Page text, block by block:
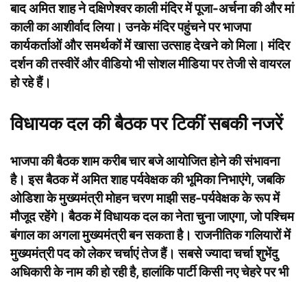
बाद अमित शाह ने दक्षिणेश्वर काली मंदिर में पूजा-अर्चना की और मां
काली का आशीर्वाद लिया। उनके मंदिर पहुंचने पर भाजपा
कार्यकर्ताओं और समर्थकों में खासा उत्साह देखने को मिला। मंदिर
दर्शन की तस्वीरें और वीडियो भी सोशल मीडिया पर तेजी से वायरल
हो रहे हैं।
विधायक दल की बैठक पर टिकीं सबकी नजरें
भाजपा की बैठक शाम करीब चार बजे आयोजित होने की संभावना
है। इस बैठक में अमित शाह पर्यवेक्षक की भूमिका निभाएंगे, जबकि
ओडिशा के मुख्यमंत्री मोहन चरण माझी सह-पर्यवेक्षक के रूप में
मौजूद रहेंगे। बैठक में विधायक दल का नेता चुना जाएगा, जो पश्चिम
बंगाल का अगला मुख्यमंत्री बन सकता है। राजनीतिक गलियारों में
मुख्यमंत्री पद को लेकर चर्चाएं तेज हैं। सबसे ज्यादा चर्चा शुभेंदु
अधिकारी के नाम की हो रही है, हालांकि पार्टी किसी नए चेहरे पर भी